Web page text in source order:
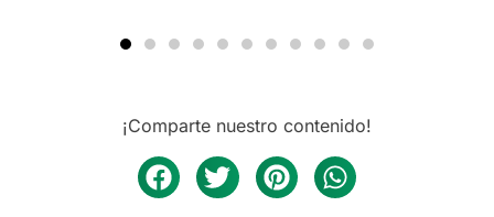
¡Comparte nuestro contenido!